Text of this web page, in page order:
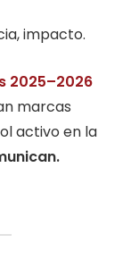
impacto.
2025–2026
marcas
activo en la